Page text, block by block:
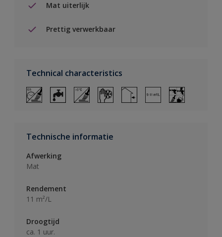
Mat uiterlijk
Prettig verwerkbaar
Technical characteristics
Technische informatie
Afwerking
Mat
Rendement
11 m²/L
Droogtijd
ca. 1 uur.